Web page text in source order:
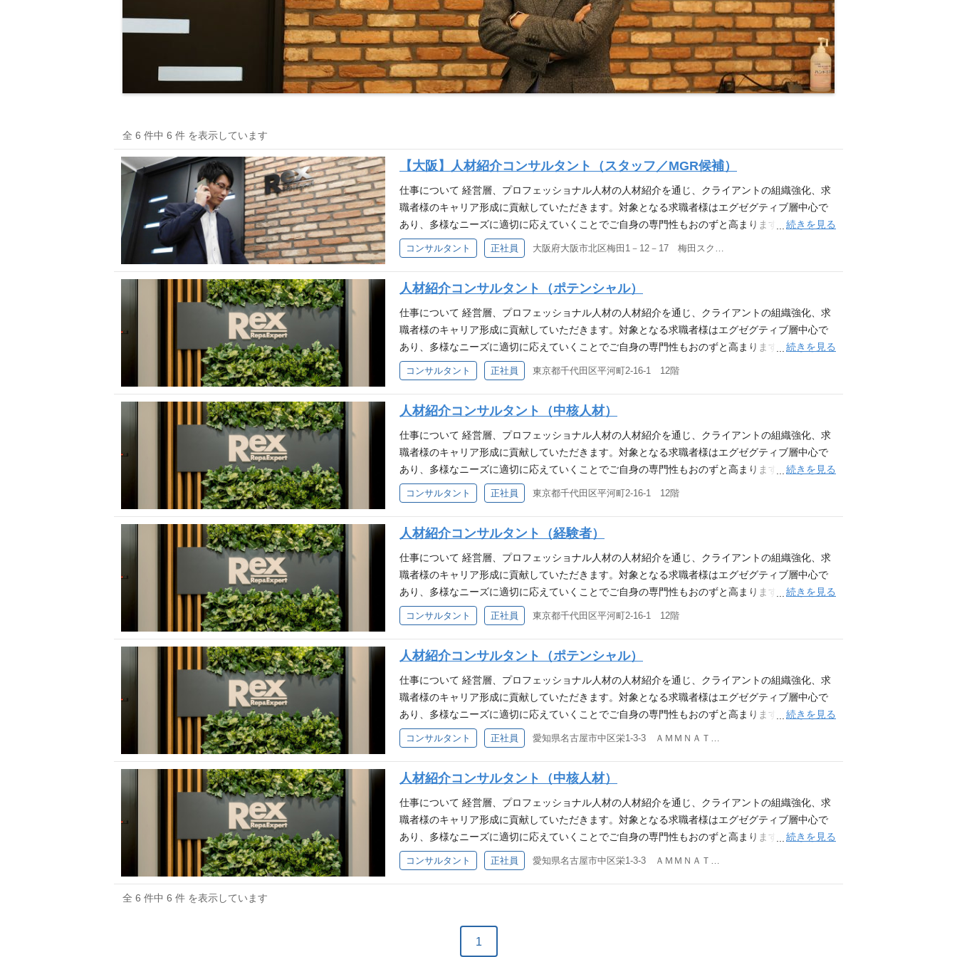
全 6 件中 6 件 を表示しています
【大阪】人材紹介コンサルタント（スタッフ／MGR候補）
仕事について 経営層、プロフェッショナル人材の人材紹介を通じ、クライアントの組織強化、求
職者様のキャリア形成に貢献していただきます。対象となる求職者様はエグゼグティブ層中心で
あり、多様なニーズに適切に応えていくことでご自身の専門性もおのずと高まります。 ■会計士
事務所や監査法人に特化した当社にて提案型のコンサルティング営業をお任せします。 新規の顧
客もお客様からの紹介で獲得しています。 ■職務詳細：顧客の人材要件定義作成（取材を実施し
求人票を作成）、人材のマッチング、既存顧客のフォロー、後輩・新人の育成。 ■人材紹介業
（両面） 【リクルーティングアドバイザー（RA）】 クライアント（監査法人、会計事務所、上
場企業、IPOを目指す成長企業等）の戦略実現に向け、課題のヒアリングから人材の提案、決定ま
で一連のプロセスを担当いただきます。企業担当として求職者の方に面接対策をしたり、適宜フ
ォローを入れる業務も含まれます。 【キャリアアドバイザー（CA）】 転職相談のご登録があっ
た求職者様とWEBまたは対面でカウンセリングを行います。 ご転職を考えたご事情を伺い、これ
までのご経歴や希望されている業務内容などをヒアリングしながら、その方にとって最適なキャ
リアプランを一緒に考案し、ご提案します。 一人あたり1～2時間程度お時間をとることが多いで
す。複数回の面談や、2～3年かけて転職のご相談に乗ることもあります。 ※その他、会社の定め
る業務 －採用支援 対象顧客：大手～中堅・中小監査法人、税理士法人、会計事務所、コンサルテ
ィングファーム、金融機関、特許事務所、事業会社の経営層・経営管理部門等 営業スタイル：新
規／既存営業 候補者スカウト、サーチ ※キャリアパス：ご希望と適性に応じて、1年後をめど
人材紹介について研修。その後は先輩に同行しながら企業訪問してコンサルティングを学びま
す。 応募要件 【必須要件】 （いずれか） 人材営業経験 1年以上 法人営業経験 2年以上 【求
める人物像】 ・ 先読みして行動出来る方 ・目標に対して逆算し行動する習慣がある方 ・情報キ
す 弊社は、大阪エリアにおいて会計事務所・会計コンサル業界の人材紹介売上シェアトップレベ
ルをキープしています。 専門性が高い分野での人材コンサルティング業務を積み重ねてきた結
果、お客様から厚い信頼を獲得しています。 信頼関係・人間関係を重んじる傾向が強い会計業界
の専門家の方々に対し、密なコミュニケーションを行いながら提案を行うスキルが身につきま
客ネットワークから最新のニーズを把握し、新たなソリューションの提案をすることが可能で
多くご登録を頂いています。求職者のキャリアの幅を広げる役割を担って頂きたいと考えていま
す。 ■早期のキャリアアップが実現可能な環境 ・早期にマネジメントにも挑戦出来る環境です。
続きを見る
コンサルタント 正社員
人材紹介コンサルタント（ポテンシャル）
仕事について 経営層、プロフェッショナル人材の人材紹介を通じ、クライアントの組織強化、求
職者様のキャリア形成に貢献していただきます。対象となる求職者様はエグゼグティブ層中心で
あり、多様なニーズに適切に応えていくことでご自身の専門性もおのずと高まります。 ■会計業
界および管理部門に特化した人材紹介を行う当社にて提案型のコンサルティング営業をお任せし
ます。 新規の顧客もお客様からの紹介で獲得しています。 ■職務詳細：顧客の人材要件定義作成
（取材を実施し求人票を作成）、人材のマッチング、既存顧客のフォロー、後輩・新人の育成。
■人材紹介業（両面） 【リクルーティングアドバイザー（RA）】 クライアント（監査法人、会計
事務所、上場企業、IPOを目指す成長企業等）の戦略実現に向け、課題のヒアリングから人材の提
案、決定まで一連のプロセスを担当いただきます。企業担当として求職者の方に面接対策をした
り、適宜フォローを入れる業務も含まれます。 【キャリアアドバイザー（CA）】 求職者様（会
計士、税理士等）とWEBまたは対面でカウンセリングを行います。 ご転職を考えたご事情を伺
い、これまでのご経歴や希望されている業務内容などをヒアリングしながら、その方にとって最
適なキャリアプランを一緒に考案し、ご提案します。 一人あたり1～2時間程度お時間をとること
が多いです。複数回の面談や、2～3年かけて転職のご相談に乗ることもあります。 ※その他、会
社の定める業務 対象顧客：大手～中堅・中小監査法人、税理士法人、会計事務所、コンサルティ
ングファーム、金融機関、特許事務所、事業会社の経営層・経営管理部門等 営業スタイル：新規
／既存営業 候補者スカウト、サーチ ※キャリアパス：ご希望と適性に応じて、1年後をめどに、
紹介について研修。その後は先輩に同行しながら企業訪問してコンサルティングを学びます。 応
募資格 ◆必須要件◆ ・提案営業経験 2年以上 市況や製品力だけでなく、自ら顧客課題を分析
し、戦略を立て、成果に結びつけることのできる方 ・士業の方と関わる業務経験 専門性の高い
リーダーとしてチームをまとめた経験 ※規模は問いません。 チームの目標達成のためにメン
バーを巻き込み、主体的に行動した経験を歓迎します。 ◆求める人物像◆ ・目標達成へのこだわ
りと、やり抜く力のある方 高い目標に向かって夢中になった経験、簡単にあきらめず最後まで
粘り強くやり切る力 ・ 向上心と柔軟性を持ち合わせた方 先輩や上司からのアドバイスを多角
リアアップが実現可能な環境 ・成果に応じた評価制度で、早期にマネジメントにも挑戦出来る環
に縛りがありません。型にはまらず自由に動ける方が活躍しています。 ・コアタイムなしのフル
フレックス制度を取り入れており、働き方としても自由度が高く、自ら動くことが求められる会
社です。
続きを見る
コンサルタント 正社員 東京都千代田区平河町2-16-1 12階
人材紹介コンサルタント（中核人材）
仕事について 経営層、プロフェッショナル人材の人材紹介を通じ、クライアントの組織強化、求
職者様のキャリア形成に貢献していただきます。対象となる求職者様はエグゼグティブ層中心で
あり、多様なニーズに適切に応えていくことでご自身の専門性もおのずと高まります。 ■会計業
界および管理部門に特化した人材紹介を行う当社にて提案型のコンサルティング営業をお任せし
ます。 新規の顧客もお客様からの紹介で獲得しています。 ■職務詳細：顧客の人材要件定義作成
（取材を実施し求人票を作成）、人材のマッチング、既存顧客のフォロー、後輩・新人の育成。
■人材紹介業（両面） 【リクルーティングアドバイザー（RA）】 クライアント（監査法人、会計
事務所、上場企業、IPOを目指す成長企業等）の戦略実現に向け、課題のヒアリングから人材の提
案、決定まで一連のプロセスを担当いただきます。企業担当として求職者の方に面接対策をした
り、適宜フォローを入れる業務も含まれます。 【キャリアアドバイザー（CA）】 求職者様（会
計士、税理士等）とWEBまたは対面でカウンセリングを行います。 ご転職を考えたご事情を伺
い、これまでのご経歴や希望されている業務内容などをヒアリングしながら、その方にとって最
適なキャリアプランを一緒に考案し、ご提案します。 一人あたり1～2時間程度お時間をとること
が多いです。複数回の面談や、2～3年かけて転職のご相談に乗ることもあります。 ※その他、会
社の定める業務 対象顧客：大手～中堅・中小監査法人、税理士法人、会計事務所、コンサルティ
ングファーム、金融機関、特許事務所、事業会社の経営層・経営管理部門等 営業スタイル：新規
／既存営業 候補者スカウト、サーチ ※キャリアパス：ご希望と適性に応じて、1年後をめどに、
紹介について研修。その後は先輩に同行しながら企業訪問してコンサルティングを学びます。 応
募資格 ◆必須要件◆ ・提案営業経験 3年以上 市況や製品力だけでなく、自ら顧客課題を分析
し、戦略を立て、成果に結びつけることのできる方 ・社内外との交渉やプロジェクト推進の経験
方 ◆歓迎要件◆ ・リーダーやメンバーマネジメントの経験 ※後輩指導やチーム目標の管理な
ど、規模は問いません。 自身の成果だけでなく、チーム全体のパフォーマンス向上に貢献した
経験を歓迎します。 ・KPI管理など、数値に基づいた営業施策の立案・実行経験 数値を分析
し、仮説を立て、戦略的に活動を改善してきた経験を高く評価します。 ◆求める人物像◆ ・目標
が実現可能な環境 ・成果に応じた評価制度で、早期にマネジメントにも挑戦出来る環境です。 ■
裁量権が大きく、自由度高く仕事が出来る環境 ・ターゲットは絞っていますが、業界に縛りがあ
続きを見る
コンサルタント 正社員 東京都千代田区平河町2-16-1 12階
人材紹介コンサルタント（経験者）
仕事について 経営層、プロフェッショナル人材の人材紹介を通じ、クライアントの組織強化、求
職者様のキャリア形成に貢献していただきます。対象となる求職者様はエグゼグティブ層中心で
あり、多様なニーズに適切に応えていくことでご自身の専門性もおのずと高まります。 ■会計業
界および管理部門に特化した人材紹介を行う当社にて提案型のコンサルティング営業をお任せし
ます。 新規の顧客もお客様からの紹介で獲得しています。 ■職務詳細：顧客の人材要件定義作成
（取材を実施し求人票を作成）、人材のマッチング、既存顧客のフォロー、後輩・新人の育成。
■人材紹介業（両面） 【リクルーティングアドバイザー（RA）】 クライアント（監査法人、会計
事務所、上場企業、IPOを目指す成長企業等）の戦略実現に向け、課題のヒアリングから人材の提
案、決定まで一連のプロセスを担当いただきます。企業担当として求職者の方に面接対策をした
り、適宜フォローを入れる業務も含まれます。 【キャリアアドバイザー（CA）】 求職者様（会
計士、税理士等）とWEBまたは対面でカウンセリングを行います。 ご転職を考えたご事情を伺
い、これまでのご経歴や希望されている業務内容などをヒアリングしながら、その方にとって最
適なキャリアプランを一緒に考案し、ご提案します。 一人あたり1～2時間程度お時間をとること
が多いです。複数回の面談や、2～3年かけて転職のご相談に乗ることもあります。 ※その他、会
社の定める業務 対象顧客：大手～中堅・中小監査法人、税理士法人、会計事務所、コンサルティ
ングファーム、金融機関、特許事務所、事業会社の経営層・経営管理部門等 営業スタイル：新規
／既存営業 候補者スカウト、サーチ ※キャリアパス：ご希望と適性に応じて、1年後をめどに、
紹介について研修。その後は先輩に同行しながら企業訪問してコンサルティングを学びます。 応
募資格 ◆必須要件◆ ・人材紹介会社でのコンサルタント経験（3年以上） ※RA・CA・両面は
続きを見る
コンサルタント 正社員 東京都千代田区平河町2-16-1 12階
人材紹介コンサルタント（ポテンシャル）
仕事について 経営層、プロフェッショナル人材の人材紹介を通じ、クライアントの組織強化、求
職者様のキャリア形成に貢献していただきます。対象となる求職者様はエグゼグティブ層中心で
あり、多様なニーズに適切に応えていくことでご自身の専門性もおのずと高まります。 ■会計士
事務所や監査法人に特化した当社にて提案型のコンサルティング営業をお任せします。 新規の顧
客もお客様からの紹介で獲得しています。 ■職務詳細：顧客の人材要件定義作成（取材を実施し
求人票を作成）、人材のマッチング、既存顧客のフォロー、後輩・新人の育成。 ■人材紹介業
（両面） 【リクルーティングアドバイザー（RA）】 クライアント（監査法人、会計事務所、上
場企業、IPOを目指す成長企業等）の戦略実現に向け、課題のヒアリングから人材の提案、決定ま
で一連のプロセスを担当いただきます。企業担当として求職者の方に面接対策をしたり、適宜フ
ォローを入れる業務も含まれます。 【キャリアアドバイザー（CA）】 転職相談のご登録があっ
た求職者様とWEBまたは対面でカウンセリングを行います。 ご転職を考えたご事情を伺い、これ
までのご経歴や希望されている業務内容などをヒアリングしながら、その方にとって最適なキャ
リアプランを一緒に考案し、ご提案します。 一人あたり1～2時間程度お時間をとることが多いで
ーム、金融機関、特許事務所、事業会社の経営層・経営管理部門等 営業スタイル：新規／既存営
業 候補者スカウト、サーチ ※キャリアパス：ご希望と適性に応じて、1年後をめどに、メンバー
続きを見る
コンサルタント 正社員
人材紹介コンサルタント（中核人材）
仕事について 経営層、プロフェッショナル人材の人材紹介を通じ、クライアントの組織強化、求
職者様のキャリア形成に貢献していただきます。対象となる求職者様はエグゼグティブ層中心で
あり、多様なニーズに適切に応えていくことでご自身の専門性もおのずと高まります。 ■会計士
事務所や監査法人に特化した当社にて提案型のコンサルティング営業をお任せします。 新規の顧
客もお客様からの紹介で獲得しています。 ■職務詳細：顧客の人材要件定義作成（取材を実施し
求人票を作成）、人材のマッチング、既存顧客のフォロー、後輩・新人の育成。 ■人材紹介業
で一連のプロセスを担当いただきます。企業担当として求職者の方に面接対策をしたり、適宜フ
続きを見る
コンサルタント 正社員
全 6 件中 6 件 を表示しています
1